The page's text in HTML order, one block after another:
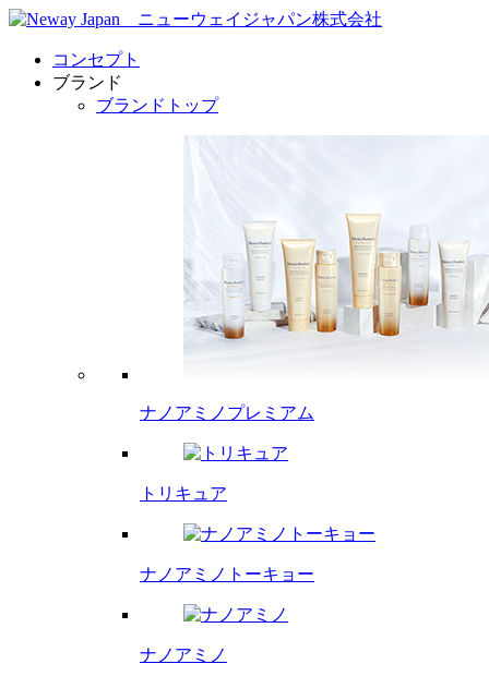
コンセプト
ブランド
ブランドトップ
ナノアミノプレミアム
トリキュア
ナノアミノトーキョー
ナノアミノ